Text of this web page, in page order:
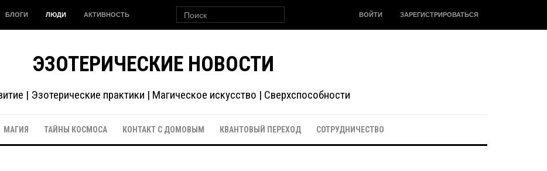
БЛОГИ ЛЮДИ АКТИВНОСТЬ ВОЙТИ ЗАРЕГИСТРИРОВАТЬСЯ
ЭЗОТЕРИЧЕСКИЕ НОВОСТИ
| Эзотерические практики | Магическое искусство | Сверхспособности
МАГИЯ ТАЙНЫ КОСМОСА КОНТАКТ С ДОМОВЫМ КВАНТОВЫЙ ПЕРЕХОД СОТРУДНИЧЕСТВО